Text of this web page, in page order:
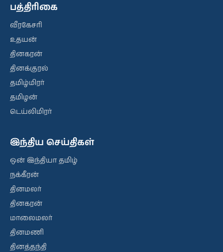
பத்திரிகை
வீரகேசரி
உதயன்
தினகரன்
தினக்குரல்
தமிழ்மிரர்
தமிழன்
டெய்லிமிரர்
இந்திய செய்திகள்
ஒன் இந்தியா தமிழ்
நக்கீரன்
தினமலர்
தினகரன்
மாலைமலர்
தினமணி
தினத்தந்தி